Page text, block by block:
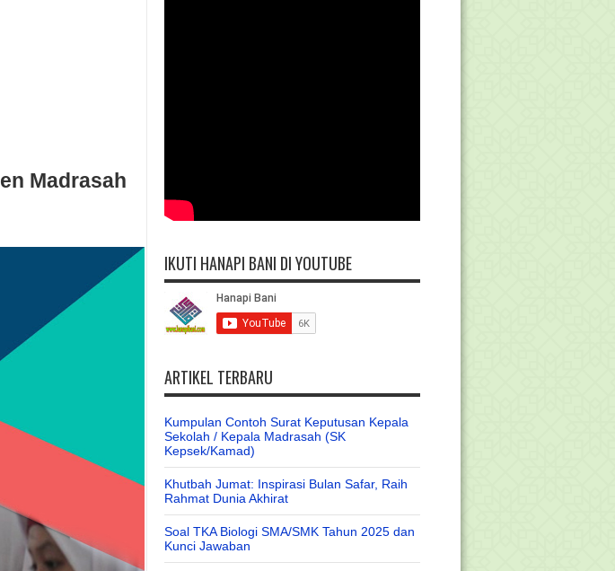
Madrasah
IKUTI HANAPI BANI DI YOUTUBE
ARTIKEL TERBARU
Kumpulan Contoh Surat Keputusan Kepala
Sekolah / Kepala Madrasah (SK
Kepsek/Kamad)
Khutbah Jumat: Inspirasi Bulan Safar, Raih
Rahmat Dunia Akhirat
Soal TKA Biologi SMA/SMK Tahun 2025 dan
Kunci Jawaban